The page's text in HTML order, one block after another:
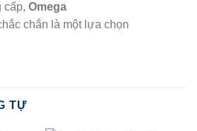
cấp, Omega
chắn là một lựa chọn
TỰ